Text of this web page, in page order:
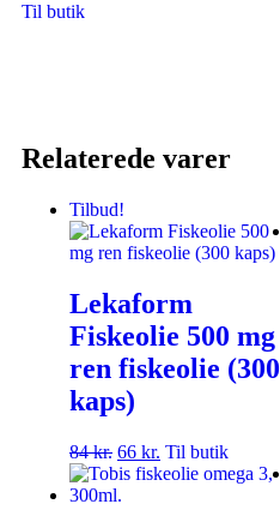
Til butik
Relaterede varer
Tilbud!
Lekaform
Fiskeolie 500 mg
ren fiskeolie (300
kaps)
84kr. 66 kr. Til butik